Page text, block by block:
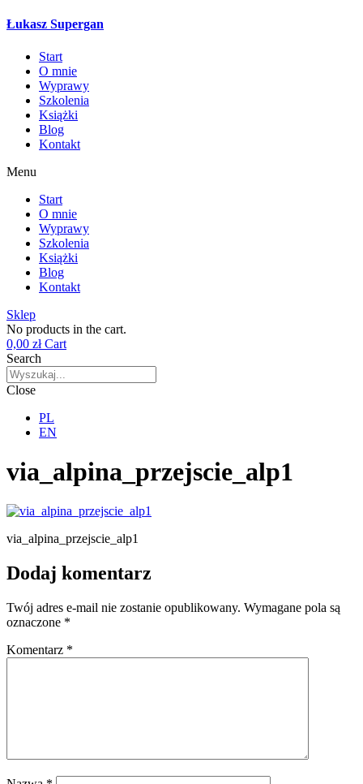
Łukasz Supergan
Start
O mnie
Wyprawy
Szkolenia
Książki
Blog
Kontakt
Menu
Start
O mnie
Wyprawy
Szkolenia
Książki
Blog
Kontakt
Sklep
No products in the cart.
0,00 zł Cart
Search
Close
PL
EN
via_alpina_przejscie_alp1
via_alpina_przejscie_alp1
Dodaj komentarz
Twój adres e-mail nie zostanie opublikowany. Wymagane pola są
oznaczone *
Komentarz *